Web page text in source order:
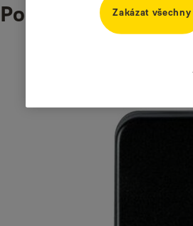
Podobné produkty
Zakázat všechny